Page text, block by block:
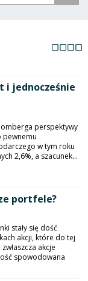
i jednocześnie
perspektywy
pewnemu
w tym roku
2,6%, a szacunek...
portfele?
stały się dość
akcji, które do tej
akcje
spowodowana